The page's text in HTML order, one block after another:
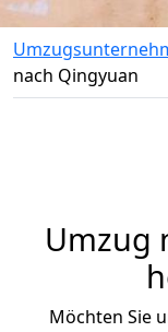
nach Qingyuan
Umzug
Möchten Sie